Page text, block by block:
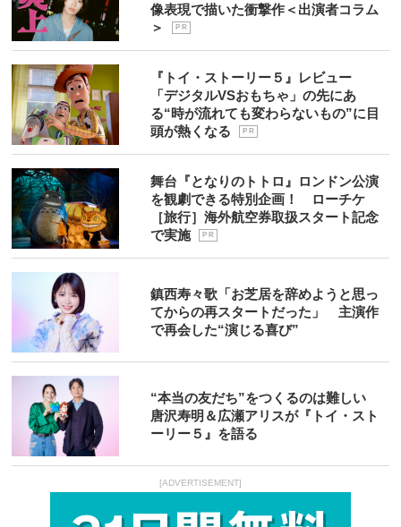
像表現で描いた衝撃作＜出演者コラム
＞
P R
『トイ・ストーリー５』レビュー
「デジタルVSおもちゃ」の先にあ
る“時が流れても変わらないもの”に目
頭が熱くなる
P R
舞台『となりのトトロ』ロンドン公演
を観劇できる特別企画！ ローチケ
［旅行］海外航空券取扱スタート記念
で実施
P R
鎮西寿々歌「お芝居を辞めようと思っ
てからの再スタートだった」 主演作
で再会した“演じる喜び”
“本当の友だち”をつくるのは難しい
唐沢寿明＆広瀬アリスが『トイ・スト
ーリー５』を語る
[ADVERTISEMENT]